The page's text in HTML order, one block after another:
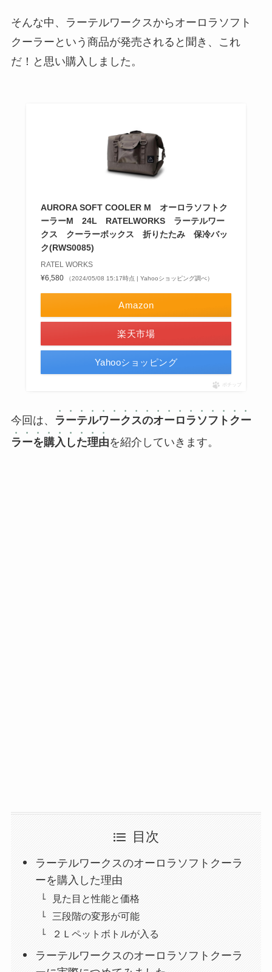
そんな中、ラーテルワークスからオーロラソフト
クーラーという商品が発売されると聞き、これ
だ！と思い購入しました。
AURORA SOFT COOLER M オーロラソフトク
ーラーM 24L RATELWORKS ラーテルワー
クス クーラーボックス 折りたたみ 保冷バッ
ク(RWS0085)
RATEL WORKS
¥6,580
（2024/05/08 15:17時点 | Yahooショッピング調べ）
Amazon
楽天市場
Yahooショッピング
ポチップ
今回は、
ラーテルワークスのオーロラソフトクー
ラーを購入した理由を紹介していきます。
目次
ラーテルワークスのオーロラソフトクーラ
ーを購入した理由
見た目と性能と価格
三段階の変形が可能
２Ｌペットボトルが入る
ラーテルワークスのオーロラソフトクーラ